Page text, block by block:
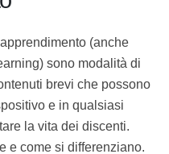
(anche
sono modalità
contenuti brevi che